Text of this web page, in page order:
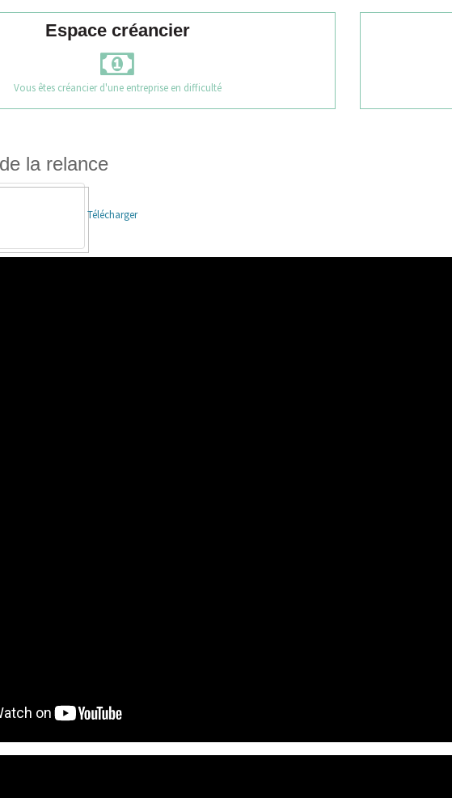
Espace créancier
Vous êtes créancier d'une entreprise en difficulté
la relance
Télécharger